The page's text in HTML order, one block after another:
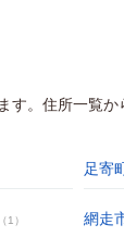
。住所一覧か
足寄
（1） 網走